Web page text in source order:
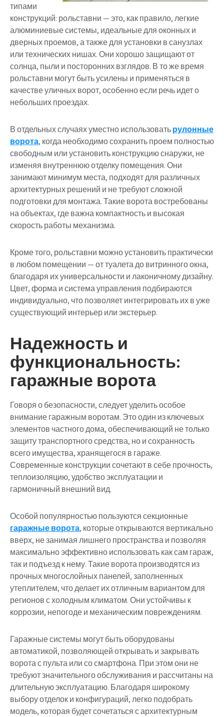
типами
конструкций: рольставни — это, как правило, легкие
алюминиевые системы, идеальные для оконных и
дверных проемов, а также для установки в санузлах
или технических нишах. Они хорошо защищают от
солнца, пыли и посторонних взглядов. В то же время
рольставни могут быть усилены и применяться в
качестве уличных ворот, особенно если речь идет о
небольших проездах.
В отдельных случаях уместно использоватьрулонные
ворота, когда необходимо сохранить проем полностью
свободным или установить конструкцию снаружи, не
изменяя внутреннюю отделку помещения. Они
занимают минимум места, подходят для различных
архитектурных решений и не требуют сложной
подготовки для монтажа. Такие ворота востребованы
на объектах, где важна компактность и высокая
скорость работы механизма.
Кроме того, рольставни можно установить практически
в любом помещении — от туалета до витринного окна,
благодаря их универсальности и лаконичному дизайну.
Цвет, форма и система управления подбираются
индивидуально, что позволяет интегрировать их в уже
существующий интерьер или экстерьер.
Надежность и
функциональность:
гаражные ворота
Говоря о безопасности, следует уделить особое
внимание гаражным воротам. Это один из ключевых
элементов частного дома, обеспечивающий не только
защиту транспортного средства, но и сохранность
всего имущества, хранящегося в гараже.
Современные конструкции сочетают в себе прочность,
теплоизоляцию, удобство эксплуатации и
гармоничный внешний вид.
Особой популярностью пользуются секционные
гаражные ворота, которые открываются вертикально
вверх, не занимая лишнего пространства и позволяя
максимально эффективно использовать как сам гараж,
так и подъезд к нему. Такие ворота производятся из
прочных многослойных панелей, заполненных
утеплителем, что делает их отличным вариантом для
регионов с холодным климатом. Они устойчивы к
коррозии, непогоде и механическим повреждениям.
Гаражные системы могут быть оборудованы
автоматикой, позволяющей открывать и закрывать
ворота с пульта или со смартфона. При этом они не
требуют значительного обслуживания и рассчитаны на
длительную эксплуатацию. Благодаря широкому
выбору отделок и конфигураций, легко подобрать
модель, которая будет сочетаться с архитектурным